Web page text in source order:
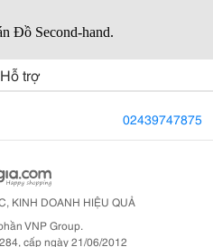
Hỗ trợ
02439747875
KINH DOANH HIỆU QUẢ
VNP Group.
cấp ngày 21/06/2012